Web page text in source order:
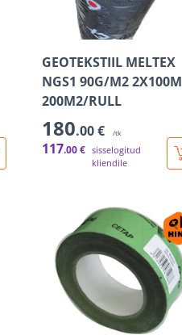
GEOTEKSTIIL MELTEX
NGS1 90G/M2 2X100M
200M2/RULL
180.00 € /tk
117.00 € sisselogitud
kliendile